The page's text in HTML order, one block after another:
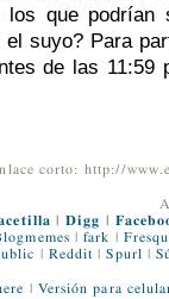
que podrían
suyo? Para
de las 11:59
corto: http://
|Digg
|fark
Reddit |Spurl |
Versión para